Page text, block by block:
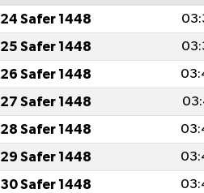
24 Safer 1448
25 Safer 1448
26 Safer 1448
27 Safer 1448
28 Safer 1448
29 Safer 1448
30 Safer 1448